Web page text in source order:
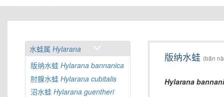
水蛙属 Hylarana
版纳水蛙 Hylarana bannanica
肘腺水蛙 Hylarana cubitalis
沼水蛙 Hylarana guentheri
版纳水蛙 (bǎn
Hylarana